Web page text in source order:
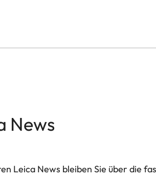
News
Leica News bleiben Sie über die